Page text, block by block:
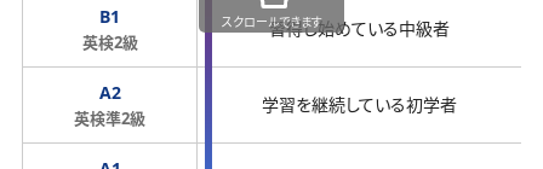
B1
英検2級
習得し始めている中級者
A2
英検準2級
学習を継続している初学者
スクロールできます